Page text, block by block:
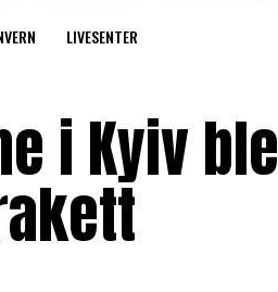
LIVESENTER
i Kyiv ble